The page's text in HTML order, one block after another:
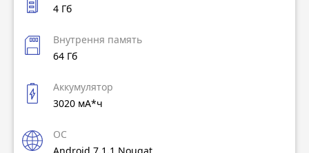
4 Гб
Внутрення память
64 Гб
Аккумулятор
3020 мА*ч
ОС